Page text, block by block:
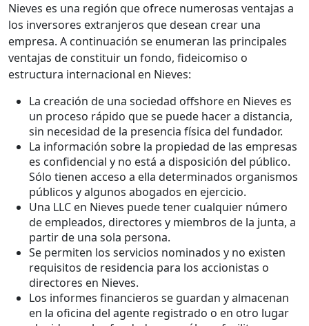
Nieves es una región que ofrece numerosas ventajas a
los inversores extranjeros que desean crear una
empresa. A continuación se enumeran las principales
ventajas de constituir un fondo, fideicomiso o
estructura internacional en Nieves:
La creación de una sociedad offshore en Nieves es
un proceso rápido que se puede hacer a distancia,
sin necesidad de la presencia física del fundador.
La información sobre la propiedad de las empresas
es confidencial y no está a disposición del público.
Sólo tienen acceso a ella determinados organismos
públicos y algunos abogados en ejercicio.
Una LLC en Nieves puede tener cualquier número
de empleados, directores y miembros de la junta, a
partir de una sola persona.
Se permiten los servicios nominados y no existen
requisitos de residencia para los accionistas o
directores en Nieves.
Los informes financieros se guardan y almacenan
en la oficina del agente registrado o en otro lugar